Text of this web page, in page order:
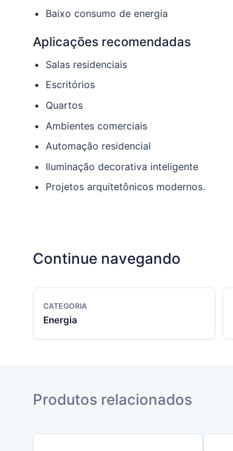
Baixo consumo de energia
Aplicações recomendadas
Salas residenciais
Escritórios
Quartos
Ambientes comerciais
Automação residencial
Iluminação decorativa inteligente
Projetos arquitetônicos modernos.
Continue navegando
CATEGORIA
Energia
Produtos relacionados